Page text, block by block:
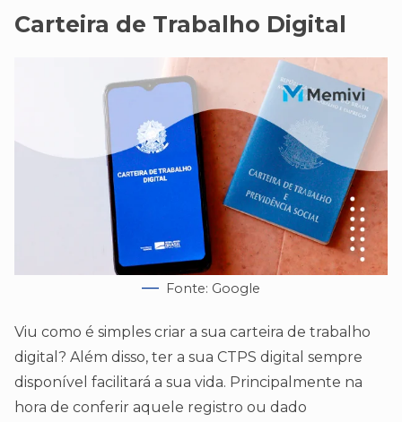
Carteira de Trabalho Digital
Fonte: Google
Viu como é simples criar a sua carteira de trabalho
digital? Além disso, ter a sua CTPS digital sempre
disponível facilitará a sua vida. Principalmente na
hora de conferir aquele registro ou dado